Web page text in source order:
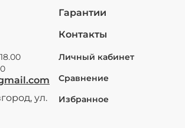
Гарантии
Контакты
ул.
Личный кабинет
Сравнение
Избранное